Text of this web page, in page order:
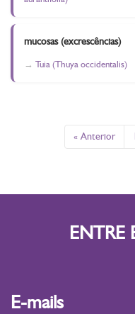
mucosas (excrescências)
Tuia (Thuya occidentalis)
« Anterior
ENTRE
E-mails